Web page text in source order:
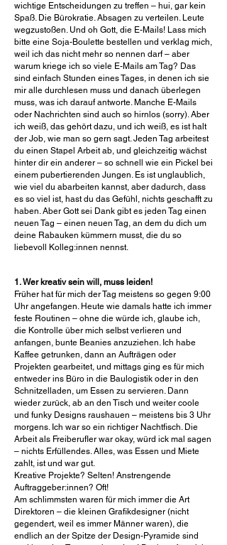
wichtige Entscheidungen zu treffen – hui, gar kein
Spaß. Die Bürokratie. Absagen zu verteilen. Leute
wegzustoßen. Und oh Gott, die E-Mails! Lass mich
bitte eine Soja-Boulette bestellen und verklag mich,
weil ich das nicht mehr so nennen darf – aber
warum kriege ich so viele E-Mails am Tag? Das
sind einfach Stunden eines Tages, in denen ich sie
mir alle durchlesen muss und danach überlegen
muss, was ich darauf antworte. Manche E-Mails
oder Nachrichten sind auch so hirnlos (sorry). Aber
ich weiß, das gehört dazu, und ich weiß, es ist halt
der Job, wie man so gern sagt. Jeden Tag arbeitest
du einen Stapel Arbeit ab, und gleichzeitig wächst
hinter dir ein anderer – so schnell wie ein Pickel bei
einem pubertierenden Jungen. Es ist unglaublich,
wie viel du abarbeiten kannst, aber dadurch, dass
es so viel ist, hast du das Gefühl, nichts geschafft zu
haben. Aber Gott sei Dank gibt es jeden Tag einen
neuen Tag – einen neuen Tag, an dem du dich um
deine Rabauken kümmern musst, die du so
liebevoll Kolleg:innen nennst.
1. Wer kreativ sein will, muss leiden!
Früher hat für mich der Tag meistens so gegen 9:00
Uhr angefangen. Heute wie damals hatte ich immer
feste Routinen – ohne die würde ich, glaube ich,
die Kontrolle über mich selbst verlieren und
anfangen, bunte Beanies anzuziehen. Ich habe
Kaffee getrunken, dann an Aufträgen oder
Projekten gearbeitet, und mittags ging es für mich
entweder ins Büro in die Baulogistik oder in den
Schnitzelladen, um Essen zu servieren. Dann
wieder zurück, ab an den Tisch und weiter coole
und funky Designs raushauen – meistens bis 3 Uhr
morgens. Ich war so ein richtiger Nachtfisch. Die
Arbeit als Freiberufler war okay, würd ick mal sagen
– nichts Erfüllendes. Alles, was Essen und Miete
zahlt, ist und war gut.
Kreative Projekte? Selten! Anstrengende
Auftraggeber:innen? Oft!
Am schlimmsten waren für mich immer die Art
Direktoren – die kleinen Grafikdesigner (nicht
gegendert, weil es immer Männer waren), die
endlich an der Spitze der Design-Pyramide sind